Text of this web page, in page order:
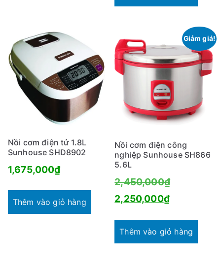
Nồi cơm điện tử 1.8L
Sunhouse SHD8902
1,675,000₫
Thêm vào giỏ hàng
Giảm giá!
Nồi cơm điện công
nghiệp Sunhouse SH866
5.6L
2,450,000₫Giá
gốc
2,250,000₫Giá
tại
Thêm vào giỏ hàng